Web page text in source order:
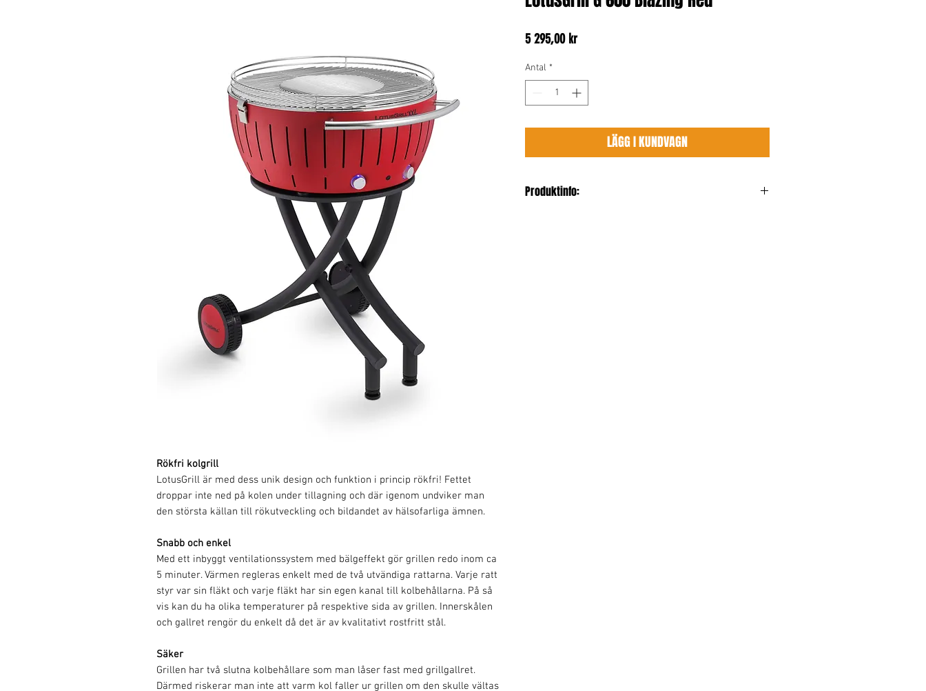
Rökfri kolgrill
LotusGrill är med dess unik design och funktion i princip rökfri! Fettet
droppar inte ned på kolen under tillagning och där igenom undviker man
den största källan till rökutveckling och bildandet av hälsofarliga ämnen.
Snabb och enkel
Med ett inbyggt ventilationssystem med bälgeffekt gör grillen redo inom ca
5 minuter. Värmen regleras enkelt med de två utvändiga rattarna. Varje ratt
styr var sin fläkt och varje fläkt har sin egen kanal till kolbehållarna. På så
vis kan du ha olika temperaturer på respektive sida av grillen. Innerskålen
och gallret rengör du enkelt då det är av kvalitativt rostfritt stål.
Säker
Grillen har två slutna kolbehållare som man låser fast med grillgallret.
Därmed riskerar man inte att varm kol faller ur grillen om den skulle vältas
5 295,00 krPris
Antal *
LÄGG I KUNDVAGN
Produktinfo: